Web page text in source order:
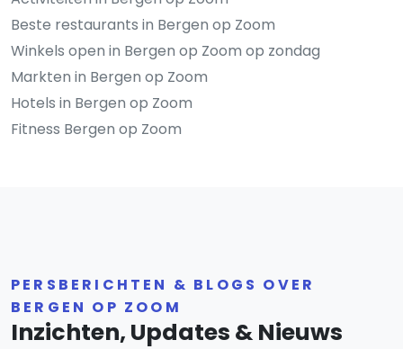
Beste restaurants in Bergen op Zoom
Winkels open in Bergen op Zoom op zondag
Markten in Bergen op Zoom
Hotels in Bergen op Zoom
Fitness Bergen op Zoom
PERSBERICHTEN & BLOGS OVER
BERGEN OP ZOOM
Inzichten, Updates & Nieuws